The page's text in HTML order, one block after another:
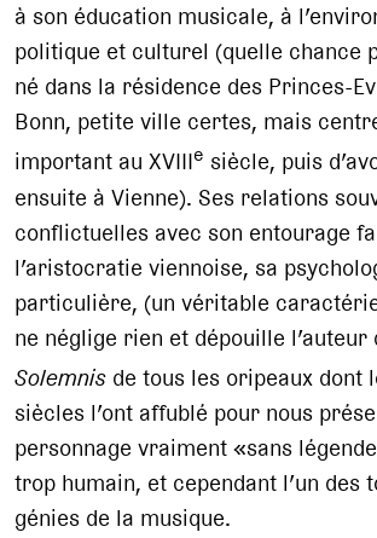
à son éducation musicale, à
politique et culturel (quelle chance
né dans la résidence des Princes-
Bonn, petite ville certes, mais
important au XVIIIe siècle, puis
ensuite à Vienne). Ses relations
conflictuelles avec son entourage
l’aristocratie viennoise, sa
particulière, (un véritable
ne néglige rien et dépouille
Solemnis de tous les oripeaux dont
siècles l’ont affublé pour nous
personnage vraiment «sans
trop humain, et cependant l’un des
génies de la musique.